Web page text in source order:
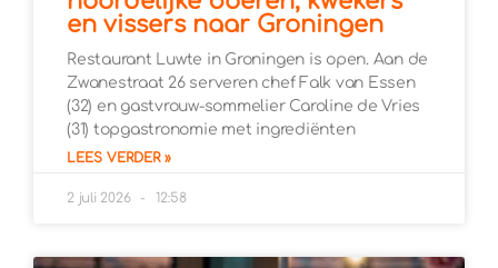
en vissers naar Groningen
Restaurant Luwte in Groningen is open. Aan de
Zwanestraat 26 serveren chef Falk van Essen
(32) en gastvrouw-sommelier Caroline de Vries
(31) topgastronomie met ingrediënten
LEES VERDER »
2 juli 2026 12:58